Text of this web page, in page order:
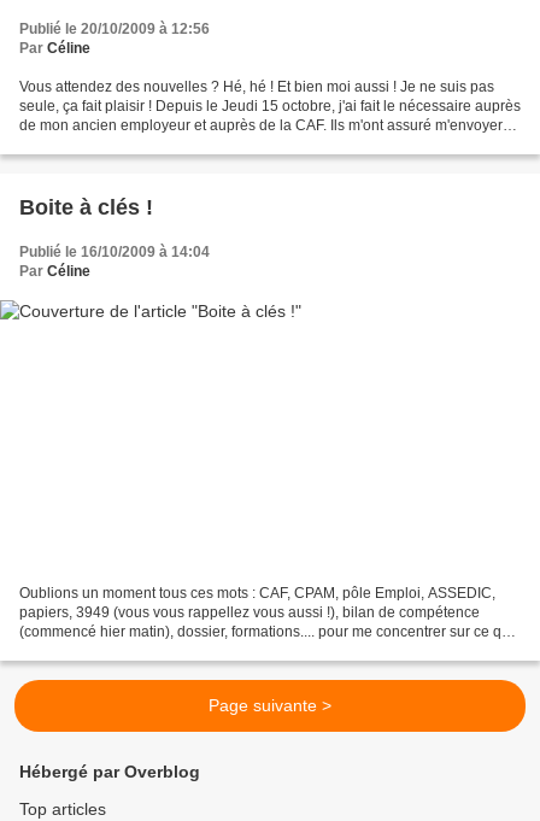
Publié le 20/10/2009 à 12:56
Par Céline
Vous attendez des nouvelles ? Hé, hé ! Et bien moi aussi ! Je ne suis pas
seule, ça fait plaisir ! Depuis le Jeudi 15 octobre, j'ai fait le nécessaire auprès
de mon ancien employeur et auprès de la CAF. Ils m'ont assuré m'envoyer
Boite à clés !
Publié le 16/10/2009 à 14:04
Par Céline
Oublions un moment tous ces mots : CAF, CPAM, pôle Emploi, ASSEDIC,
papiers, 3949 (vous vous rappellez vous aussi !), bilan de compétence
(commencé hier matin), dossier, formations.... pour me concentrer sur ce qui
Page suivante >
Hébergé par Overblog
Top articles